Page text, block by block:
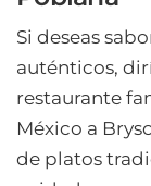
Si deseas
auténticos,
restaurante
México a
de platos